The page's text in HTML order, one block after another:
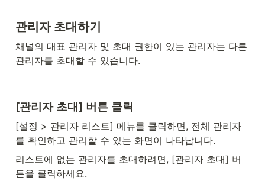
관리자 초대하기
채널의 대표 관리자 및 초대 권한이 있는 관리자는 다른
관리자를 초대할 수 있습니다.
[관리자 초대] 버튼 클릭
[설정 > 관리자 리스트] 메뉴를 클릭하면, 전체 관리자
를 확인하고 관리할 수 있는 화면이 나타납니다.
리스트에 없는 관리자를 초대하려면, [관리자 초대] 버
튼을 클릭하세요.